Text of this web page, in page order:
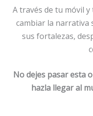
A través de tu móvil
cambiar la
sus fortalezas,
No dejes pasar esta
hazla llegar al